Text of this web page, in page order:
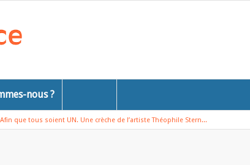
nous ?
Afin que tous soient UN. Une crèche de l’artiste Théophile Stern...